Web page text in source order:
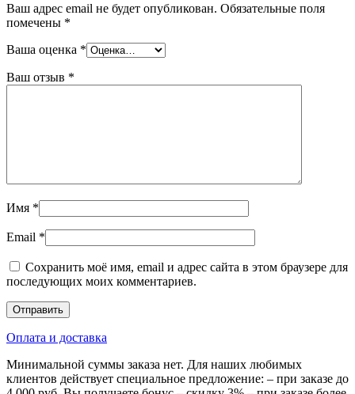
Ваш адрес email не будет опубликован. Обязательные поля
помечены *
Ваша оценка *
Ваш отзыв *
Имя *
Email *
Сохранить моё имя, email и адрес сайта в этом браузере для
последующих моих комментариев.
Оплата и доставка
Минимальной суммы заказа нет. Для наших любимых
клиентов действует специальное предложение: – при заказе до